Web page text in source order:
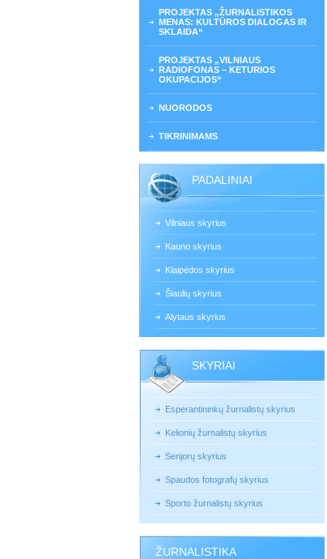
PROJEKTAS „ŽURNALISTIKOS
MENAS: KULTŪROS DIALOGAS IR
SKLAIDA“
PROJEKTAS „VILNIAUS
RADIOFONAS – KETURIOS
OKUPACIJOS“
NUORODOS
TIKRINIMAMS
PADALINIAI
Vilniaus skyrius
Kauno skyrius
Klaipėdos skyrius
Šiaulių skyrius
Alytaus skyrius
SKYRIAI
Esperantininkų žurnalistų skyrius
Kelionių žurnalistų skyrius
Senjorų skyrius
Spaudos fotografų skyrius
Sporto žurnalistų skyrius
ŽURNALISTIKA